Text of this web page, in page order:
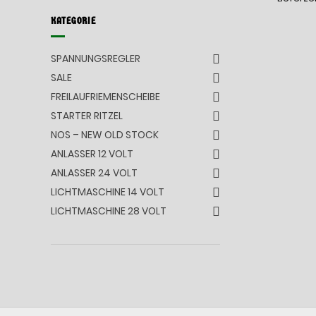
KATEGORIE
SPANNUNGSREGLER
SALE
FREILAUFRIEMENSCHEIBE
STARTER RITZEL
NOS – NEW OLD STOCK
ANLASSER 12 VOLT
ANLASSER 24 VOLT
LICHTMASCHINE 14 VOLT
LICHTMASCHINE 28 VOLT